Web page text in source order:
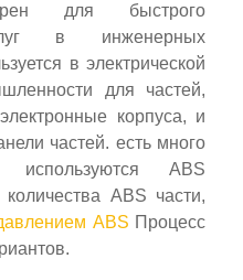
для быстрого
в инженерных
в электрической
для частей,
корпуса, и
частей. есть много
используются ABS
ABS части,
ABS Процесс